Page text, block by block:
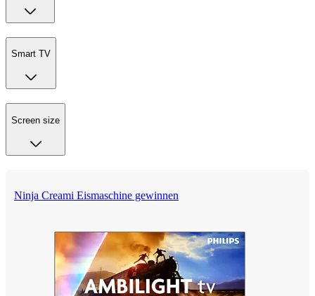
Smart TV
Screen size
Ninja Creami Eismaschine gewinnen